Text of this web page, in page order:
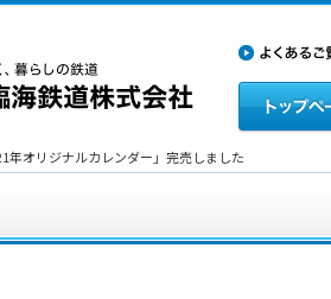
年オリジナルカレンダー」完売しました